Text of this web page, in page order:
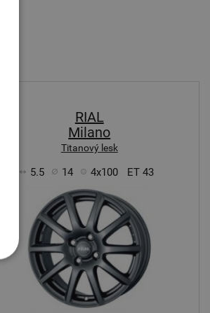
RIAL
Milano
Titanový lesk
5.5 14 4x100 ET 43